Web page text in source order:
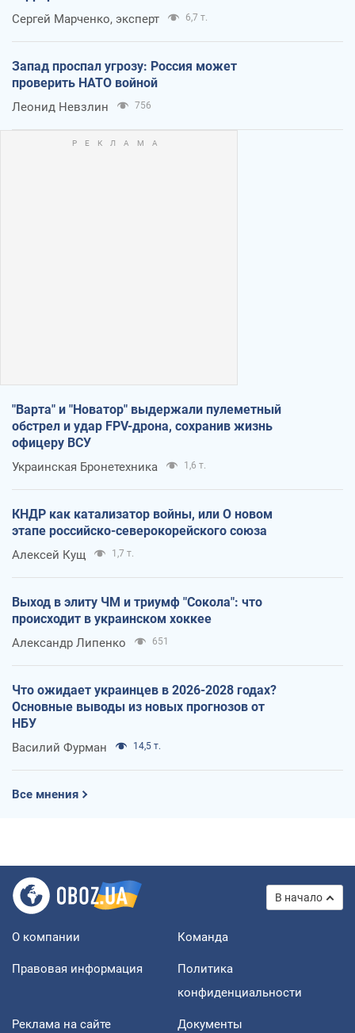
Сергей Марченко, эксперт 6,7 т.
Запад проспал угрозу: Россия может
проверить НАТО войной
Леонид Невзлин 756
"Варта" и "Новатор" выдержали пулеметный
обстрел и удар FPV-дрона, сохранив жизнь
офицеру ВСУ
Украинская Бронетехника 1,6 т.
КНДР как катализатор войны, или О новом
этапе российско-северокорейского союза
Алексей Кущ 1,7 т.
Выход в элиту ЧМ и триумф "Сокола": что
происходит в украинском хоккее
Александр Липенко 651
Что ожидает украинцев в 2026-2028 годах?
Основные выводы из новых прогнозов от
НБУ
Василий Фурман 14,5 т.
Все мнения
В начало
О компании Команда
Правовая информация
Политика
конфиденциальности
Реклама на сайте Документы